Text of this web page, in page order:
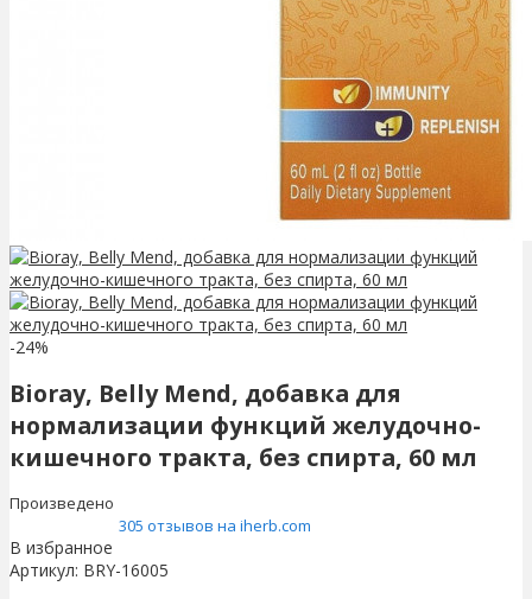
-24%
Bioray, Belly Mend, добавка для
нормализации функций желудочно-
кишечного тракта, без спирта, 60 мл
Произведено
305 отзывов на iherb.com
В избранное
Артикул: BRY-16005